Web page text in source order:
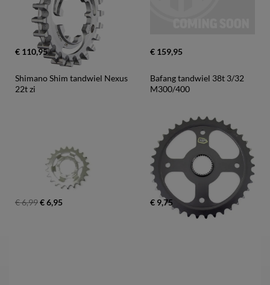
€ 110,95 € 159,95
Shimano Shim tandwiel Nexus
22t zi
€ 6,99€ 6,95
Bafang tandwiel 38t 3/32
M300/400
€ 9,75